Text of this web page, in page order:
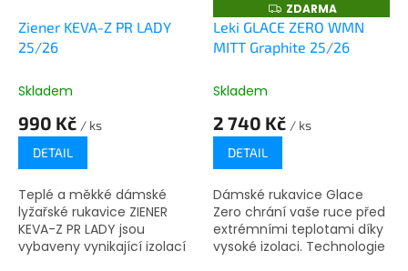
Ziener KEVA-Z PR LADY
25/26
Skladem
990 Kč / ks
DETAIL
Teplé a měkké dámské
lyžařské rukavice ZIENER
KEVA-Z PR LADY jsou
vybaveny vynikající izolací
Z
D
A
R
ZDARMA
Leki GLACE ZERO WMN
MITT Graphite 25/26
Skladem
2 740 Kč / ks
DETAIL
Dámské rukavice Glace
Zero chrání vaše ruce před
extrémními teplotami díky
vysoké izolaci. Technologie